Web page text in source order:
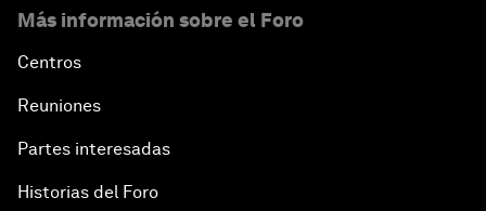
Más información sobre el Foro
Centros
Reuniones
Partes interesadas
Historias del Foro